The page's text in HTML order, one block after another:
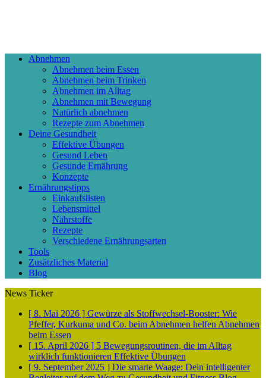
Abnehmen
Abnehmen beim Essen
Abnehmen beim Trinken
Abnehmen im Alltag
Abnehmen mit Bewegung
Natürlich abnehmen
Rezepte zum Abnehmen
Deine Gesundheit
Effektive Übungen
Gesund Leben
Gesunde Ernährung
Konzepte
Ernährungstipps
Einkaufslisten
Lebensmittel
Nährstoffe
Rezepte
Verschiedene Ernährungsarten
Tools
Zusätzliches Material
Blog
News Ticker
[ 8. Mai 2026 ] Gewürze als Stoffwechsel-Booster: Wie
Pfeffer, Kurkuma und Co. beim Abnehmen helfen Abnehmen
beim Essen
[ 15. April 2026 ] 5 Bewegungsroutinen, die im Alltag
wirklich funktionieren Effektive Übungen
[ 9. September 2025 ] Die smarte Waage: Dein intelligenter